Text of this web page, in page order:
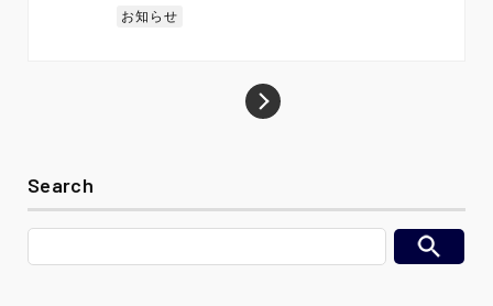
お知らせ
Search